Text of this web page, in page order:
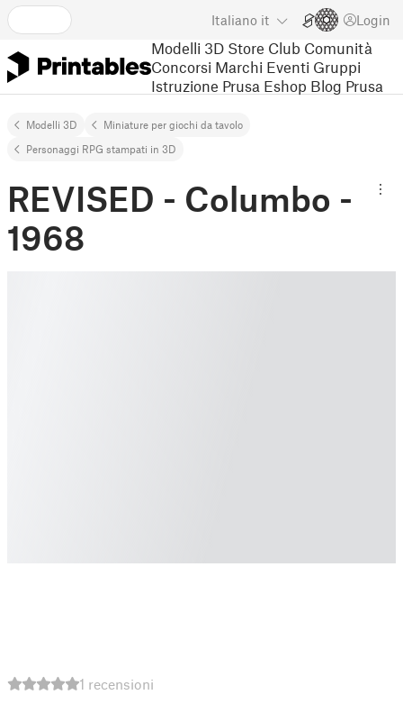
Italiano it Login
Modelli 3D Store Club Comunità
Concorsi Marchi Eventi Gruppi
Istruzione Prusa Eshop Blog Prusa
Modelli 3D
Miniature per giochi da tavolo
Personaggi RPG stampati in 3D
REVISED - Columbo -
1968
1 recensioni